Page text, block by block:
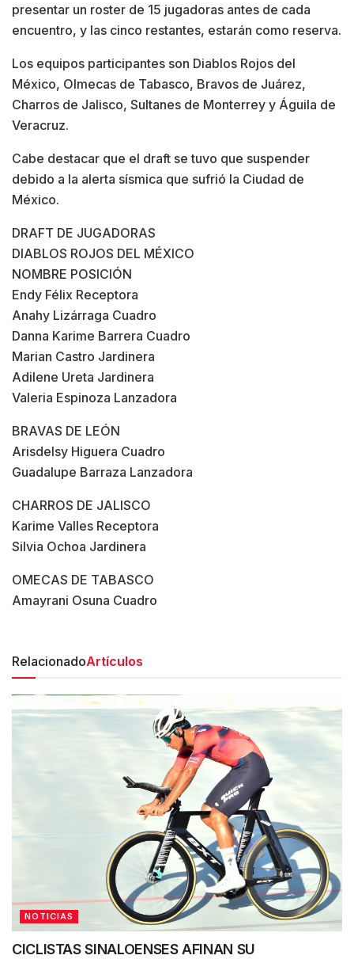
presentar un roster de 15 jugadoras antes de cada
encuentro, y las cinco restantes, estarán como reserva.
Los equipos participantes son Diablos Rojos del
México, Olmecas de Tabasco, Bravos de Juárez,
Charros de Jalisco, Sultanes de Monterrey y Águila de
Veracruz.
Cabe destacar que el draft se tuvo que suspender
debido a la alerta sísmica que sufrió la Ciudad de
México.
DRAFT DE JUGADORAS
DIABLOS ROJOS DEL MÉXICO
NOMBRE POSICIÓN
Endy Félix Receptora
Anahy Lizárraga Cuadro
Danna Karime Barrera Cuadro
Marian Castro Jardinera
Adilene Ureta Jardinera
Valeria Espinoza Lanzadora
BRAVAS DE LEÓN
Arisdelsy Higuera Cuadro
Guadalupe Barraza Lanzadora
CHARROS DE JALISCO
Karime Valles Receptora
Silvia Ochoa Jardinera
OMECAS DE TABASCO
Amayrani Osuna Cuadro
RelacionadoArtículos
NOTICIAS
CICLISTAS SINALOENSES AFINAN SU